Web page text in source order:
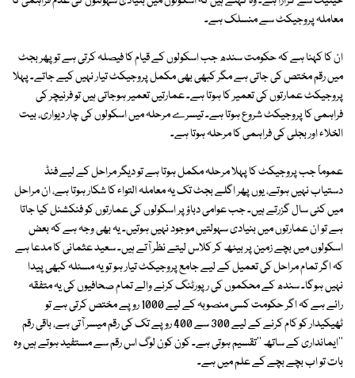
معاملہ پروجیکٹ سے منسلک ہے۔
ان کا کہنا ہے کہ حکومت سندھ جب اسکولوں کے قیام کا فیصلہ کرتی ہے تو پھر بجٹ
میں رقم مختص کی جاتی ہے مگر کبھی بھی مکمل پروجیکٹ تیار نہیں کیے جاتے۔ پہلا
پروجیکٹ عمارتوں کی تعمیر کا ہوتا ہے۔ عمارتیں تعمیر ہوجاتی ہیں تو فرنیچر کی
فراہمی کا پروجیکٹ شروع ہوتا ہے۔ تیسرے مرحلہ میں اسکولوں کی چار دیواری، بیت
الخلاء اور بجلی کی فراہمی کا مرحلہ ہوتا ہے۔
عموماً جب پروجیکٹ کا پہلا مرحلہ مکمل ہوتا ہے تو دیگر مراحل کے لیے فنڈ
دستیاب نہیں ہوتے، یوں پھر اگلے بجٹ تک یہ معاملہ التواء کا شکار ہوتا ہے، ان مراحل
میں کئی سال گزرتے ہیں۔ جب عوامی دباؤ پر اسکولوں کی عمارتوں کو فنکشنل کیا جاتا
ہے تو ان عمارتوں میں بنیادی سہولتیں موجود نہیں ہوتیں۔ یہ بھی وجہ ہے کہ بعض
اسکولوں میں بچے زمین پر بیٹھ کر کلاس لیتے نظر آتے ہیں۔ سعید عثمانی کا مدعا ہے
کہ اگر تمام مراحل کی تعمیل کے لیے جامع پروجیکٹ تیار ہو تو یہ مسئلہ کبھی پیدا
نہیں ہوگا۔ سندھ کے محکموں کی رپورٹنگ کرنے والے تمام صحافیوں کی یہ متفقہ
رائے ہے کہ اگر حکومت کسی منصوبہ کے لیے 1000 روپے مختص کرتی ہے تو
ٹھیکیدار کو کام کرنے کے لیے 300 سے 400 روپے تک کی رقم میسر آتی ہے، باقی رقم
''ایمانداری کے ساتھ ''تقسیم ہوتی ہے۔ کون کون لوگ اس رقم سے مستفید ہوتے ہیں وہ
بات تو اب بچے بچے کے علم میں ہے۔